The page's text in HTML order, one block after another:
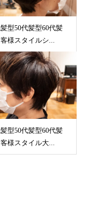
型50代髪型60代髪
様スタイルシ...
型50代髪型60代髪
様スタイル大...